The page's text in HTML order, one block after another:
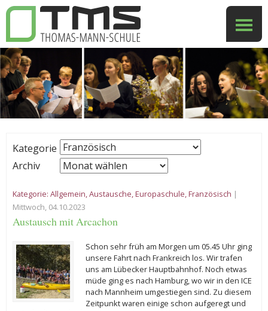
Kategorie
Archiv
Kategorie: Allgemein,Austausche,Europaschule,Französisch |
Mittwoch, 04.10.2023
Austausch mit Arcachon
Schon sehr früh am Morgen um 05.45 Uhr ging
unsere Fahrt nach Frankreich los. Wir trafen
uns am Lübecker Hauptbahnhof. Noch etwas
müde ging es nach Hamburg, wo wir in den ICE
nach Mannheim umgestiegen sind. Zu diesem
Zeitpunkt waren einige schon aufgeregt und